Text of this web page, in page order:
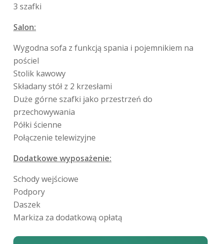
3 szafki
Salon:
Wygodna sofa z funkcją spania i pojemnikiem na
pościel
Stolik kawowy
Składany stół z 2 krzesłami
Duże górne szafki jako przestrzeń do
przechowywania
Półki ścienne
Połączenie telewizyjne
Dodatkowe wyposażenie:
Schody wejściowe
Podpory
Daszek
Markiza za dodatkową opłatą